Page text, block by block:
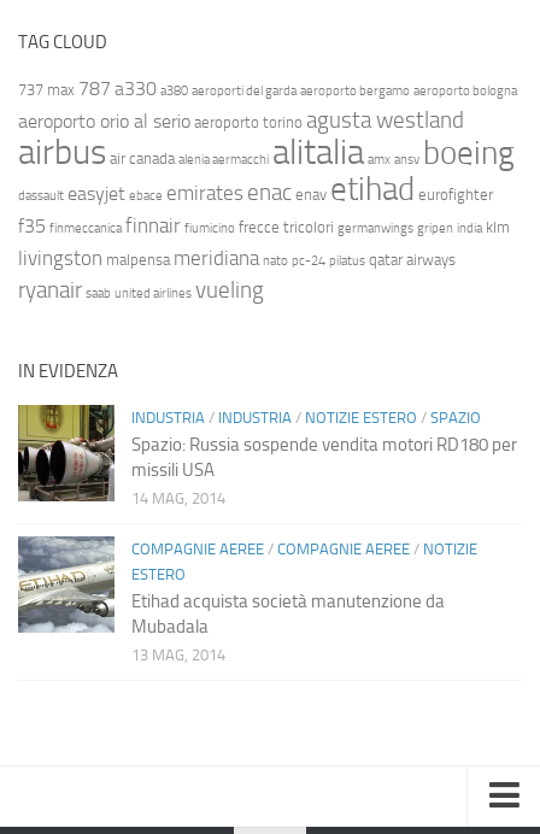
TAG CLOUD
737 max 787 a330 a380 aeroporti del garda aeroporto bergamo aeroporto bologna
aeroporto orio al serio aeroporto torino agusta westland
airbus air canada alenia aermacchi alitalia amx ansv boeing
dassault easyjet ebace emirates enac enav etihad eurofighter
f35 finmeccanica finnair fiumicino frecce tricolori germanwings gripen india klm
livingston malpensa meridiana nato pc-24 pilatus qatar airways
ryanair saab united airlines vueling
IN EVIDENZA
INDUSTRIA / INDUSTRIA / NOTIZIE ESTERO / SPAZIO
Spazio: Russia sospende vendita motori RD180 per
missili USA
14 MAG, 2014
COMPAGNIE AEREE / COMPAGNIE AEREE / NOTIZIE
ESTERO
Etihad acquista società manutenzione da
Mubadala
13 MAG, 2014